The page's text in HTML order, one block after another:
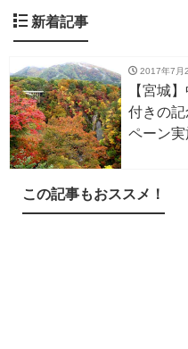
新着記事
2017年7月
【宮城
付きの
ペーン
この記事もおススメ！